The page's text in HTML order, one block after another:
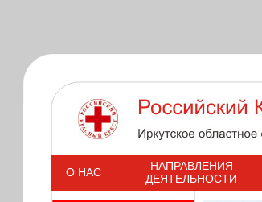
s
О НАС
НАПРАВЛЕНИЯ
ДЕЯТЕЛЬНОСТИ